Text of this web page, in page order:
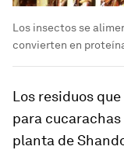
Los insectos se
convierten en
Los residuos
para
planta de